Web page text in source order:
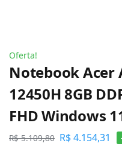
Oferta!
Notebook Acer
12450H 8GB
FHD Windows
R$5.109,80 R$4.154,31